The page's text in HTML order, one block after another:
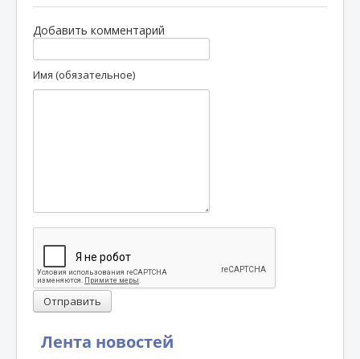
Лента новостей
Добавить комментарий
Имя (обязательное)
Отправить